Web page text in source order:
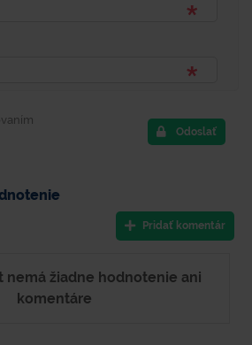
Odoslať
Pridať komentár
nemá žiadne hodnotenie ani
komentáre